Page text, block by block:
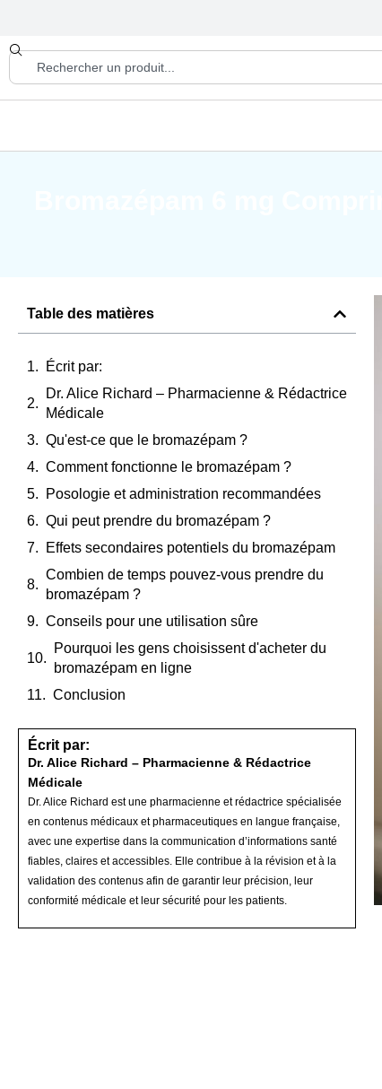
Table des matières
Écrit par:
Dr. Alice Richard – Pharmacienne & Rédactrice
Médicale
Qu'est-ce que le bromazépam ?
Comment fonctionne le bromazépam ?
Posologie et administration recommandées
Qui peut prendre du bromazépam ?
Effets secondaires potentiels du bromazépam
Combien de temps pouvez-vous prendre du
bromazépam ?
Conseils pour une utilisation sûre
Pourquoi les gens choisissent d'acheter du
bromazépam en ligne
Conclusion
Écrit par:
Dr. Alice Richard – Pharmacienne & Rédactrice
Médicale
Dr. Alice Richard est une pharmacienne et rédactrice spécialisée
en contenus médicaux et pharmaceutiques en langue française,
avec une expertise dans la communication d’informations santé
fiables, claires et accessibles. Elle contribue à la révision et à la
validation des contenus afin de garantir leur précision, leur
conformité médicale et leur sécurité pour les patients.